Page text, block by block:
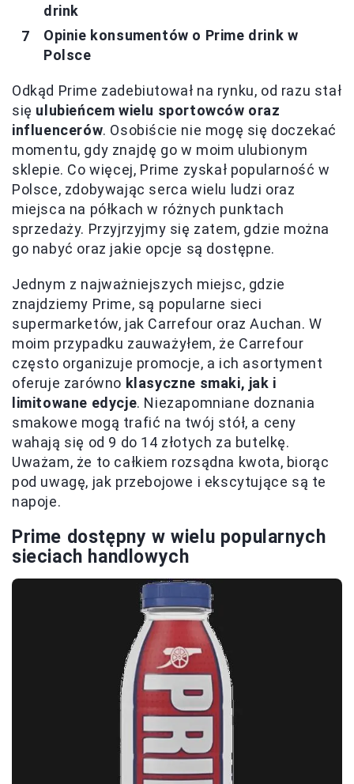
drink
Opinie konsumentów o Prime drink w
Polsce
Odkąd Prime zadebiutował na rynku, od razu stał
się ulubieńcem wielu sportowców oraz
influencerów. Osobiście nie mogę się doczekać
momentu, gdy znajdę go w moim ulubionym
sklepie. Co więcej, Prime zyskał popularność w
Polsce, zdobywając serca wielu ludzi oraz
miejsca na półkach w różnych punktach
sprzedaży. Przyjrzyjmy się zatem, gdzie można
go nabyć oraz jakie opcje są dostępne.
Jednym z najważniejszych miejsc, gdzie
znajdziemy Prime, są popularne sieci
supermarketów, jak Carrefour oraz Auchan. W
moim przypadku zauważyłem, że Carrefour
często organizuje promocje, a ich asortyment
oferuje zarówno klasyczne smaki, jak i
limitowane edycje. Niezapomniane doznania
smakowe mogą trafić na twój stół, a ceny
wahają się od 9 do 14 złotych za butelkę.
Uważam, że to całkiem rozsądna kwota, biorąc
pod uwagę, jak przebojowe i ekscytujące są te
napoje.
Prime dostępny w wielu popularnych
sieciach handlowych